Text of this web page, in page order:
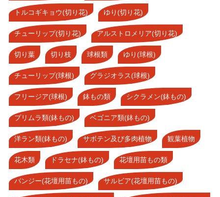
トルコギキョウ(切り花) ゆり(切り花)
チューリップ(切り花) アルストロメリア(切り花)
切り葉 切り枝 球根類 ゆり(球根)
チューリップ(球根) グラジオラス(球根)
フリージア(球根) 鉢もの類 シクラメン(鉢もの)
プリムラ類(鉢もの) ベゴニア類(鉢もの)
洋ラン類(鉢もの) サボテン及び多肉植物 観葉植物
花木類 ドラセナ(鉢もの) 花壇用苗もの類
パンジー(花壇用苗もの) サルビア(花壇用苗もの)